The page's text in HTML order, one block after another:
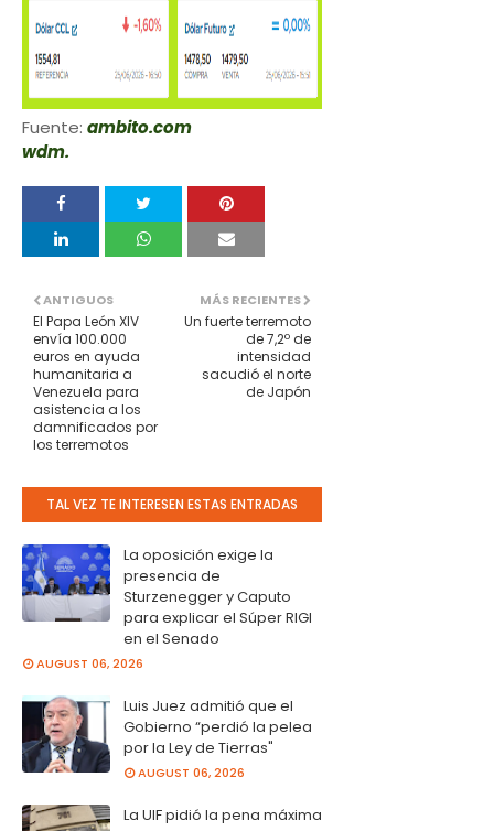
Fuente: ambito.com
wdm.
MÁS RECIENTES
Un fuerte terremoto
de 7,2º de
intensidad
sacudió el norte
de Japón
ANTIGUOS
El Papa León XIV
envía 100.000
euros en ayuda
humanitaria a
Venezuela para
asistencia a los
damnificados por
los terremotos
TAL VEZ TE INTERESEN ESTAS ENTRADAS
La oposición exige la
presencia de
Sturzenegger y Caputo
para explicar el Súper RIGI
en el Senado
AUGUST 06, 2026
Luis Juez admitió que el
Gobierno “perdió la pelea
por la Ley de Tierras"
AUGUST 06, 2026
La UIF pidió la pena máxima